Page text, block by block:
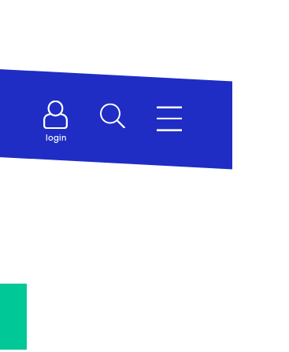
login